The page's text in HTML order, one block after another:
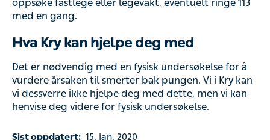
Hva Kry kan hjelpe deg med
Det er nødvendig med en fysisk undersøkelse for å
vurdere årsaken til smerter bak pungen. Vi i Kry kan vi
dessverre ikke hjelpe deg med dette, men vi kan henvise
deg videre for fysisk undersøkelse.
Sist oppdatert: 15. jan. 2020